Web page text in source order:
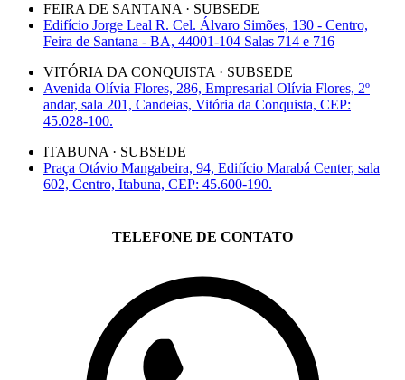
FEIRA DE SANTANA · SUBSEDE
Edifício Jorge Leal R. Cel. Álvaro Simões, 130 - Centro,
Feira de Santana - BA, 44001-104 Salas 714 e 716
VITÓRIA DA CONQUISTA · SUBSEDE
Avenida Olívia Flores, 286, Empresarial Olívia Flores, 2º
andar, sala 201, Candeias, Vitória da Conquista, CEP:
45.028-100.
ITABUNA · SUBSEDE
Praça Otávio Mangabeira, 94, Edifício Marabá Center, sala
602, Centro, Itabuna, CEP: 45.600-190.
TELEFONE DE CONTATO